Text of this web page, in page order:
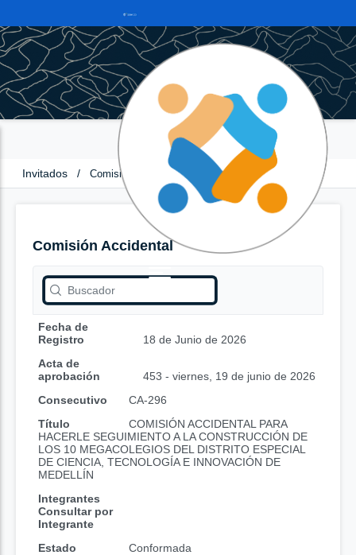
Invitados / Comisión Accidental
Comisión Accidental
Fecha de
Registro
18 de Junio de 2026
Acta de
aprobación
453 - viernes, 19 de junio de 2026
Consecutivo
CA-296
Título
COMISIÓN ACCIDENTAL PARA
HACERLE SEGUIMIENTO A LA CONSTRUCCIÓN DE
LOS 10 MEGACOLEGIOS DEL DISTRITO ESPECIAL
DE CIENCIA, TECNOLOGÍA E INNOVACIÓN DE
MEDELLÍN
Integrantes
Consultar por
Integrante
Estado
Conformada